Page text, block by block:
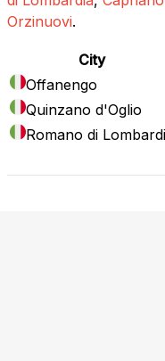
Orzinuovi.
City
Offanengo
Quinzano d'Oglio
Romano di